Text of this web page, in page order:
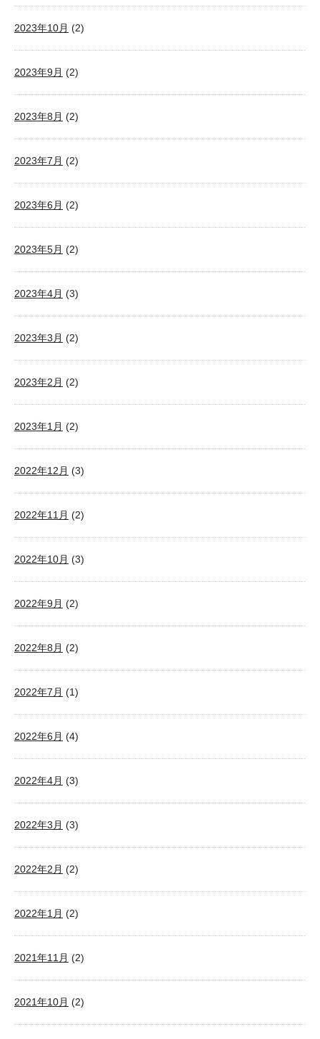
2023年10月 (2)
2023年9月 (2)
2023年8月 (2)
2023年7月 (2)
2023年6月 (2)
2023年5月 (2)
2023年4月 (3)
2023年3月 (2)
2023年2月 (2)
2023年1月 (2)
2022年12月 (3)
2022年11月 (2)
2022年10月 (3)
2022年9月 (2)
2022年8月 (2)
2022年7月 (1)
2022年6月 (4)
2022年4月 (3)
2022年3月 (3)
2022年2月 (2)
2022年1月 (2)
2021年11月 (2)
2021年10月 (2)